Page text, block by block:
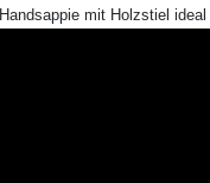
Handsappie mit Holzstiel